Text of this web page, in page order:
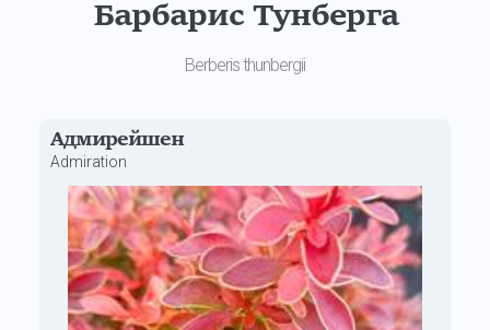
Барбарис Тунберга
Berberis thunbergii
Адмирейшен
Admiration